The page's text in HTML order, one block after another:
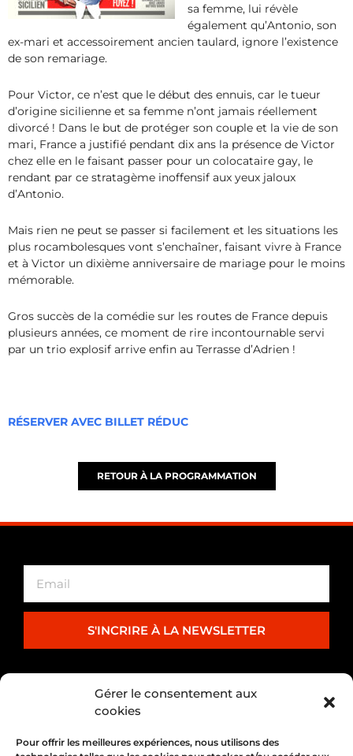
Gérer le consentement aux
cookies
Pour offrir les meilleures expériences, nous utilisons des
sa femme, lui révèle
également qu’Antonio, son
ex-mari et accessoirement ancien taulard, ignore l’existence
de son remariage.
Pour Victor, ce n’est que le début des ennuis, car le tueur
d’origine sicilienne et sa femme n’ont jamais réellement
divorcé ! Dans le but de protéger son couple et la vie de son
mari, France a justifié pendant dix ans la présence de Victor
chez elle en le faisant passer pour un colocataire gay, le
rendant par ce stratagème inoffensif aux yeux jaloux
d’Antonio.
Mais rien ne peut se passer si facilement et les situations les
plus rocambolesques vont s’enchaîner, faisant vivre à France
et à Victor un dixième anniversaire de mariage pour le moins
mémorable.
Gros succès de la comédie sur les routes de France depuis
plusieurs années, ce moment de rire incontournable servi
par un trio explosif arrive enfin au Terrasse d’Adrien !
RÉSERVER AVEC BILLET RÉDUC
RETOUR À LA PROGRAMMATION
S'INCRIRE À LA NEWSLETTER
PARTENARIAT